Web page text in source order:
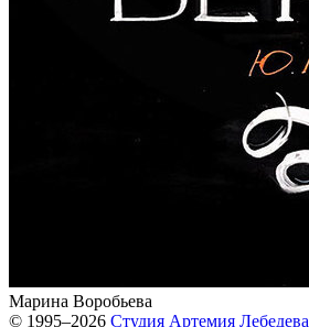
Марина Воробьева
© 1995–2026 Студия Артемия Лебедева